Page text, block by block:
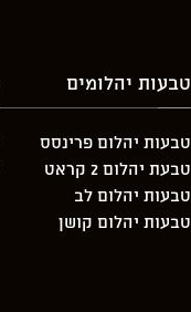
טבעות יהלומים
טבעות יהלום פרינסס
טבעת יהלום 2 קראט
טבעות יהלום לב
טבעות יהלום קושן